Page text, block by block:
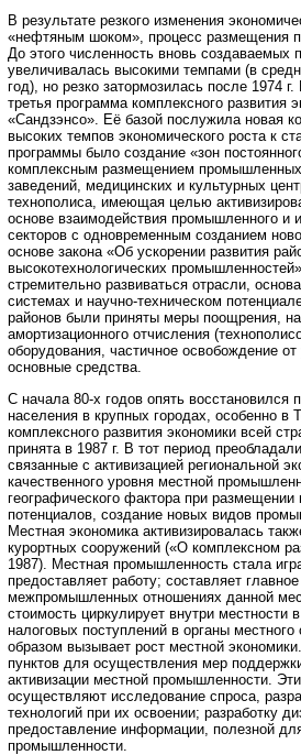
В результате резкого изменения
«нефтяным шоком», процесс размещения
До этого численность вновь создаваемых
увеличивалась высокими темпами (в
год), но резко затормозилась после 1974
третья программа комплексного развития
«Сандзэнсо». Её базой послужила новая
высоких темпов экономического роста к
программы было создание «зон
комплексным размещением
заведений, медицинских и культурных
технополиса, имеющая целью
основе взаимодействия промышленного и
секторов с одновременным созданием
основе закона «Об ускорении развития
высокотехнологических
стремительно развиваться отрасли,
системах и научно-техническом
районов были приняты меры поощрения,
амортизационного отчисления
оборудования, частичное освобождение
основные средства.
С начала 80-х годов опять восстановился
населения в крупных городах, особенно в
комплексного развития экономики всей
принята в 1987 г. В тот период
связанные с активизацией региональной
качественного уровня местной
географического фактора при
потенциалов, создание новых видов
Местная экономика активизировалась
курортных сооружений («О комплексном
1987). Местная промышленность стала
предоставляет работу; составляет
межпромышленных отношениях данной
стоимость циркулирует внутри местности
налоговых поступлений в органы
образом вызывает рост местной
пунктов для осуществления мер
активизации местной промышленности.
осуществляют исследование спроса,
технологий при их освоении; разработку
предоставление информации, полезной
промышленности.